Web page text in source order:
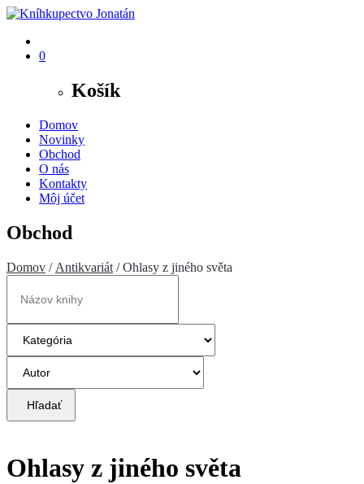
0
Košík
Domov
Novinky
Obchod
O nás
Kontakty
Môj účet
Obchod
Domov / Antikvariát / Ohlasy z jiného světa
Hľadať
Ohlasy z jiného světa